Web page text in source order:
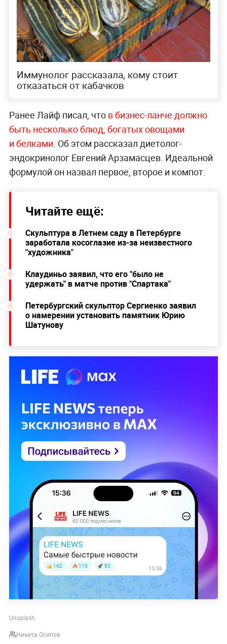
Иммунолог рассказала, кому стоит
отказаться от кабачков
Ранее Лайф писал, чтов бизнес-ланче должно
быть несколько блюд, богатых овощами
и белками. Об этом рассказал диетолог-
эндокринолог Евгений Арзамасцев. Идеальной
формулой он назвал первое, второе и компот.
Читайте ещё:
Скульптура в Летнем саду в Петербурге
заработала косоглазие из-за неизвестного
"художника"
Клаудиньо заявил, что его "было не
удержать" в матче против "Спартака"
Петербургский скульптор Сергиенко заявил
о намерении установить памятник Юрию
Шатунову
Unsplash
Никита Осипов